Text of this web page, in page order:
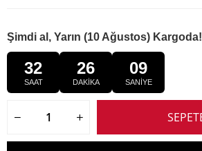
Şimdi al, Yarın (10 Ağustos) Kargoda!
32
SAAT
26
DAKİKA
08
SANİYE